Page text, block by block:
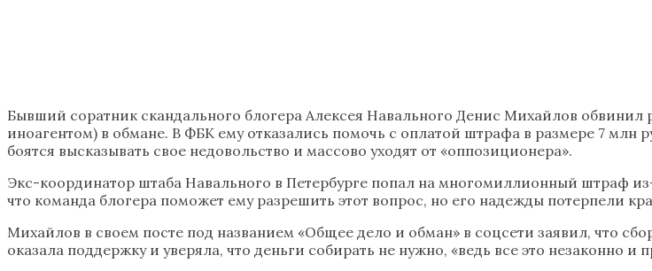
Бывший соратник скандального блогера Алексея Навального Денис Михайлов
иноагентом) в обмане. В ФБК ему отказались помочь с оплатой штрафа в размере 7
боятся высказывать свое недовольство и массово уходят от «оппозиционера».
Экс-координатор штаба Навального в Петербурге попал на многомиллионный штраф
что команда блогера поможет ему разрешить этот вопрос, но его надежды потерпели
Михайлов в своем посте под названием «Общее дело и обман» в соцсети заявил, что
оказала поддержку и уверяла, что деньги собирать не нужно, «ведь все это незаконно и